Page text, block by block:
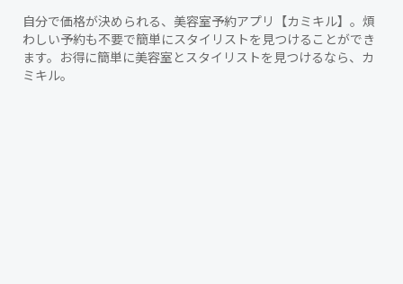
自分で価格が決められる、美容室予約アプリ【カミキル】。煩
わしい予約も不要で簡単にスタイリストを見つけることができ
ます。お得に簡単に美容室とスタイリストを見つけるなら、カ
ミキル。